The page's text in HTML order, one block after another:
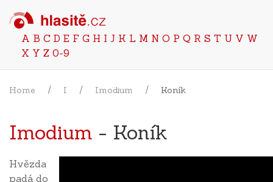
A B C D E F G H I J K L M N O P Q R S T U V W
X Y Z 0-9
Home I Imodium Koník
Imodium - Koník
Hvězda
padá do